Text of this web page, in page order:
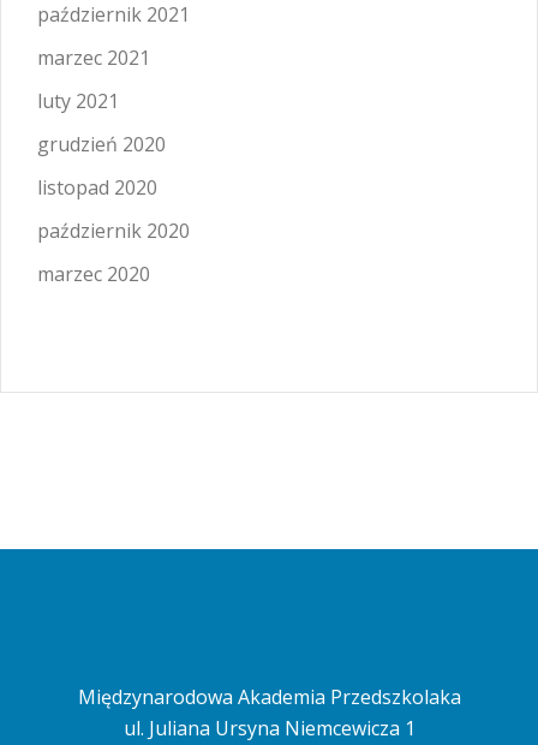
październik 2021
marzec 2021
luty 2021
grudzień 2020
listopad 2020
październik 2020
marzec 2020
Międzynarodowa Akademia Przedszkolaka
ul. Juliana Ursyna Niemcewicza 1